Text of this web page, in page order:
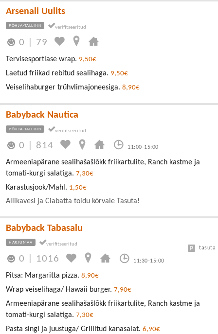
Arsenali Uulits
PÕHJA-TALLINN
0 79
Tervisesportlase wrap. 9,50€
Laetud friikad rebitud sealihaga. 9,50€
Veiselihaburger trühvlimajoneesiga. 8,90€
Babyback Nautica
PÕHJA-TALLINN
0 814 11:00-15:00
Armeeniapärane sealihašašlõkk friikartulite, Ranch kastme ja
tomati-kurgi salatiga. 7,30€
Karastusjook/Mahl. 1,50€
Allikavesi ja Ciabatta toidu kõrvale Tasuta!
Babyback Tabasalu
HARJUMAA
0 1016 11:30-15:00
tasuta
Pitsa: Margaritta pizza. 8,90€
Wrap veiselihaga/ Hawaii burger. 7,90€
Armeeniapärane sealihašašlõkk friikartulite, Ranch kastme ja
tomati-kurgi salatiga. 7,30€
Pasta singi ja juustuga/ Grillitud kanasalat. 6,90€